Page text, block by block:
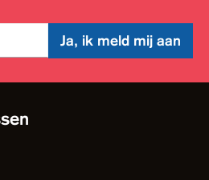
Ja, ik meld mij aan